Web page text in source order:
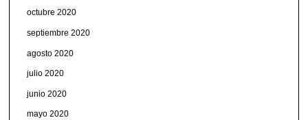
octubre 2020
septiembre 2020
agosto 2020
julio 2020
junio 2020
mayo 2020